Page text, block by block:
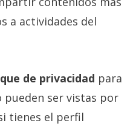
a actividades del
de privacidad para
pueden ser vistas por
tienes el perfil